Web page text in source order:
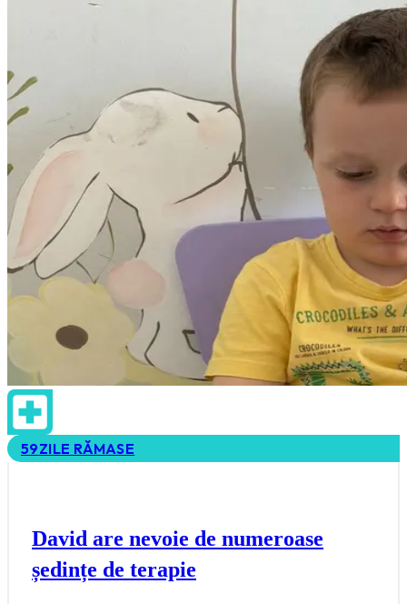
59ZILE RĂMASE
David are nevoie de numeroase
ședințe de terapie